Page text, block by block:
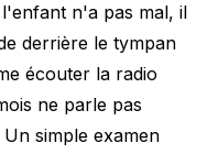
l'enfant n'a pas mal, il
derrière le tympan
écouter la radio
ne parle pas
simple examen